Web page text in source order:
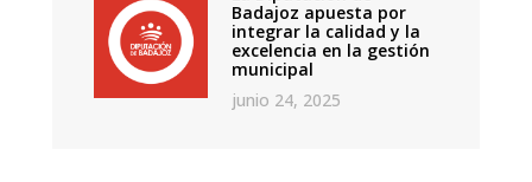
Badajoz apuesta por
integrar la calidad y la
excelencia en la gestión
municipal
junio 24, 2025